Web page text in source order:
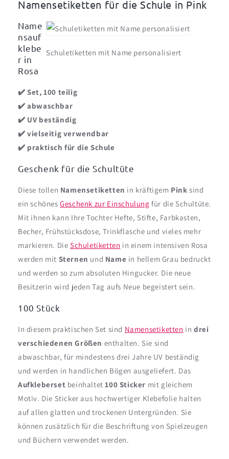
Namensetiketten für die Schule in Pink
Schuletiketten mit Name personalisiert
Name
nsauf
klebe
r in
Rosa
✔️ Set, 100 teilig
✔️ abwaschbar
✔️ UV beständig
✔️ vielseitig verwendbar
✔️ praktisch für die Schule
Geschenk für die Schultüte
Diese tollen Namensetiketten in kräftigem Pink sind
ein schönesGeschenk zur Einschulung für die Schultüte.
Mit ihnen kann Ihre Tochter Hefte, Stifte, Farbkasten,
Becher, Frühstücksdose, Trinkflasche und vieles mehr
markieren. Die Schuletiketten in einem intensiven Rosa
werden mit Sternen und Name in hellem Grau bedruckt
und werden so zum absoluten Hingucker. Die neue
Besitzerin wird jeden Tag aufs Neue begeistert sein.
100 Stück
In diesem praktischen Set sind Namensetiketten indrei
verschiedenen Größen enthalten. Sie sind
abwaschbar, für mindestens drei Jahre UV beständig
und werden in handlichen Bögen ausgeliefert. Das
Aufkleberset beinhaltet100 Sticker mit gleichem
Motiv. Die Sticker aus hochwertiger Klebefolie halten
auf allen glatten und trockenen Untergründen. Sie
können zusätzlich für die Beschriftung von Spielzeugen
und Büchern verwendet werden.